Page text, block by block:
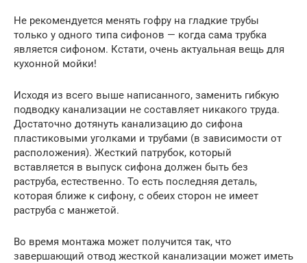
Не рекомендуется менять гофру на гладкие трубы
только у одного типа сифонов — когда сама трубка
является сифоном. Кстати, очень актуальная вещь для
кухонной мойки!
Исходя из всего выше написанного, заменить гибкую
подводку канализации не составляет никакого труда.
Достаточно дотянуть канализацию до сифона
пластиковыми уголками и трубами (в зависимости от
расположения). Жесткий патрубок, который
вставляется в выпуск сифона должен быть без
раструба, естественно. То есть последняя деталь,
которая ближе к сифону, с обеих сторон не имеет
раструба с манжетой.
Во время монтажа может получится так, что
завершающий отвод жесткой канализации может иметь